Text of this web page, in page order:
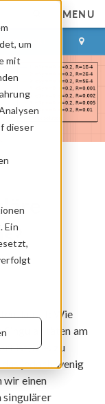
um
mit
dieser
Ein
MENU
KONTAKT
lautet: Wie
Singularitäten am
ist, dies zu
jedoch wenig
wir einen
singulärer